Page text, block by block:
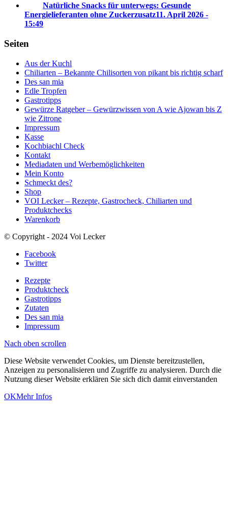
Natürliche Snacks für unterwegs: Gesunde
Energielieferanten ohne Zuckerzusatz11. April 2026 -
15:49
Seiten
Aus der Kuchl
Chiliarten – Bekannte Chilisorten von pikant bis richtig scharf
Des san mia
Edle Tropfen
Gastrotipps
Gewürze Ratgeber – Gewürzwissen von A wie Ajowan bis Z
wie Zitrone
Impressum
Kasse
Kochbiachl Check
Kontakt
Mediadaten und Werbemöglichkeiten
Mein Konto
Schmeckt des?
Shop
VOI Lecker – Rezepte, Gastrocheck, Chiliarten und
Produktchecks
Warenkorb
© Copyright - 2024 Voi Lecker
Facebook
Twitter
Rezepte
Produktcheck
Gastrotipps
Zutaten
Des san mia
Impressum
Nach oben scrollen
Diese Website verwendet Cookies, um Dienste bereitzustellen,
Anzeigen zu personalisieren und Zugriffe zu analysieren. Durch die
Nutzung dieser Website erklären Sie sich dich damit einverstanden
OKMehr Infos